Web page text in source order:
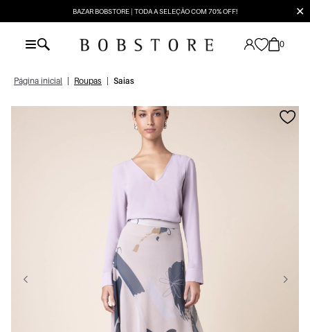
BAZAR BOBSTORE | TODA A SELEÇÃO COM 70% OFF! ✕
0
Página inicial Roupas Saias